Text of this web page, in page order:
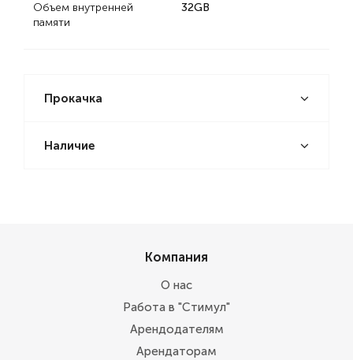
Объем внутренней
памяти
32GB
Прокачка
Наличие
Компания
О нас
Работа в "Стимул"
Арендодателям
Арендаторам